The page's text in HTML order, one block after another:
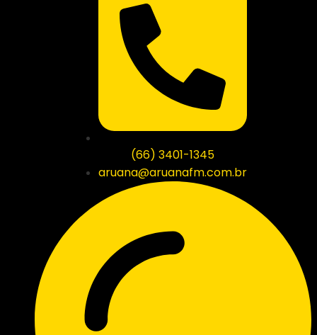
(66) 3401-1345
aruana@aruanafm.com.br